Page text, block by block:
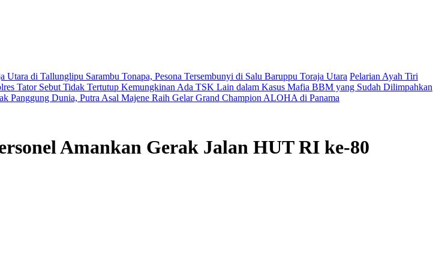
Utara di Tallunglipu Sarambu Tonapa, Pesona Tersembunyi di Salu Baruppu Toraja Utara Pelarian Ayah Tiri
Tator Sebut Tidak Tertutup Kemungkinan Ada TSK Lain dalam Kasus Mafia BBM yang Sudah Dilimpahkan
Panggung Dunia, Putra Asal Majene Raih Gelar Grand Champion ALOHA di Panama
Amankan Gerak Jalan HUT RI ke-80